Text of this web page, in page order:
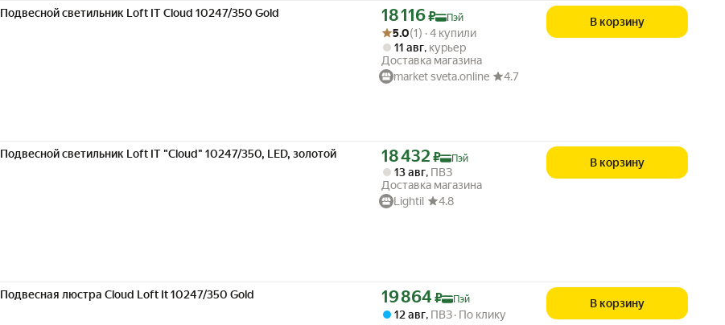
Подвесной светильник Loft IT Cloud 10247/350 Gold Цена с картой Яндекс Пэй 18116 ₽ вместо
18 116₽
Пэй
Рейтинг товара: 5.0 из 5
Оценок: (1) · 4 купили
5.0(1) · 4 купили
11 авг, курьер
Доставка магазина
market sveta.online
4.7
В корзину
Подвесной светильник Loft IT "Cloud" 10247/350, LED, золотой Цена с картой Яндекс Пэй 18432 ₽ вместо
18 432 ₽ Пэй
13 авг, ПВЗ
Доставка магазина
Lightil
4.8
В корзину
Подвесная люстра Cloud Loft It 10247/350 Gold Цена с картой Яндекс Пэй 19864 ₽ вместо
19 864 ₽ Пэй
12 авг, ПВЗ По клику
В корзину